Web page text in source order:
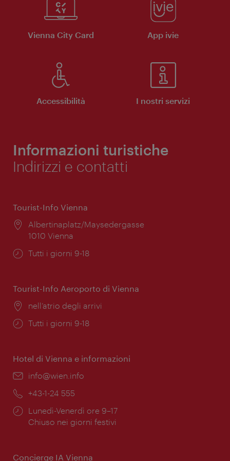
Vienna City Card App ivie
Accessibilità I nostri servizi
Informazioni turistiche
Indirizzi e contatti
Tourist-Info Vienna
Posizione:
Albertinaplatz/Maysedergasse
1010 Vienna
Orari
Tutti i giorni 9-18
Tourist-Info Aeroporto di Vienna
Posizione:
nell’atrio degli arrivi
Orari
Tutti i giorni 9-18
Hotel di Vienna e informazioni
Email:
info@wien.info
Telefono:
+43-1-24 555
Orari
di
Lunedì-Venerdì ore 9–17
Chiuso nei giorni festivi
Concierge IA Vienna